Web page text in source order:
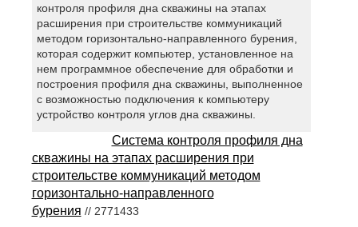
контроля профиля дна скважины на этапах
расширения при строительстве коммуникаций
методом горизонтально-направленного бурения,
которая содержит компьютер, установленное на
нем программное обеспечение для обработки и
построения профиля дна скважины, выполненное
с возможностью подключения к компьютеру
устройство контроля углов дна скважины.
Система контроля профиля дна
скважины на этапах расширения при
строительстве коммуникаций методом
горизонтально-направленного
бурения // 2771433